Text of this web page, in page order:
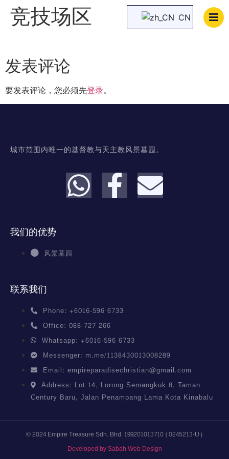
CN
竞技场区
发表评论
要发表评论，您必须先登录。
城市范围内唯一的基督教与天主教风景墓园。
我们的优势
风景墓园
联系我们
Phone: +6016-596 6733
Office: 088-727 266
Whatsapp: +6016-596 6733
Messenger: m.me/1138430013008289
Email: empireparadisechristian@gmail.com
Address: Lot 14, Lorong Semangkuk 8, Taman
Century Baru, Jalan Penampang Lama Kota Kinabalu
© 2024 Empire Treasure Sdn. Bhd. 199201013710 (0245213-U)
Developed by Sabah Web Design